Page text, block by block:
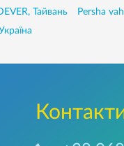
Тайвань
Persha